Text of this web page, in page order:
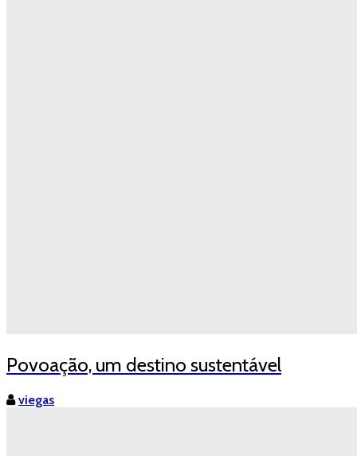
Povoação, um destino sustentável
viegas